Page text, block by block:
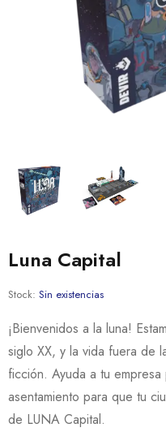
Luna Capital
Stock: Sin existencias
¡Bienvenidos a la luna!
siglo XX, y la vida fuera de
ficción. Ayuda a tu
asentamiento para que tu
de LUNA Capital.